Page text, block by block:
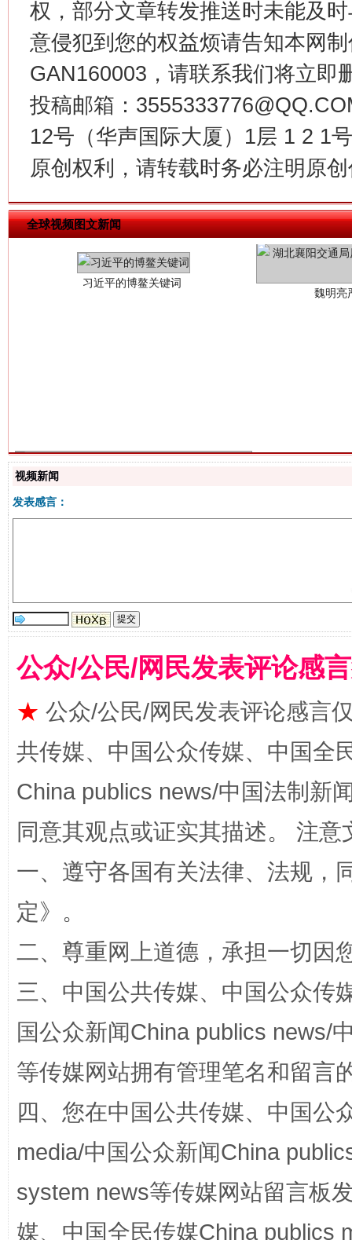
权，部分文章转发推送时未能及
意侵犯到您的权益烦请告知本网
GAN160003，请联系我们将立即
投稿邮箱：
12号（华声国际大厦）1层 1 2 1
原创权利，请转载时务必注明原
全球视频图文新闻
揭批美国五大"原罪" "炒
解纷+调解+退费，一次搞定
站台名比不上好声名
漫山遍野的桃花与雪山、麦地、白藏房 除
视频新闻
发表感言：
公众/公民/网民发表评论感
★ 公众/公民/网民发表评论感言
共传媒、中国公众传媒、中国全
China publics news/中国法制新
同意其观点或证实其描述。 注
一、遵守各国有关法律、法规，
定》。
二、尊重网上道德，承担一切因
三、中国公共传媒、中国公众传
国公众新闻China publics news/
等传媒网站拥有管理笔名和留言
四、您在中国公共传媒、中国公
media/中国公众新闻China
system news等传媒网站留言板
媒、中国全民传媒China publics